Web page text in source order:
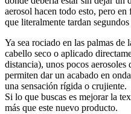
aerosol hacen todo esto, pero
que literalmente tardan
Ya sea rociado en las palmas de
cabello seco o aplicado
distancia), unos pocos aerosoles
permiten dar un acabado en
una sensación rígida o crujiente.
Si lo que buscas es mejorar la
más que este nuevo producto.